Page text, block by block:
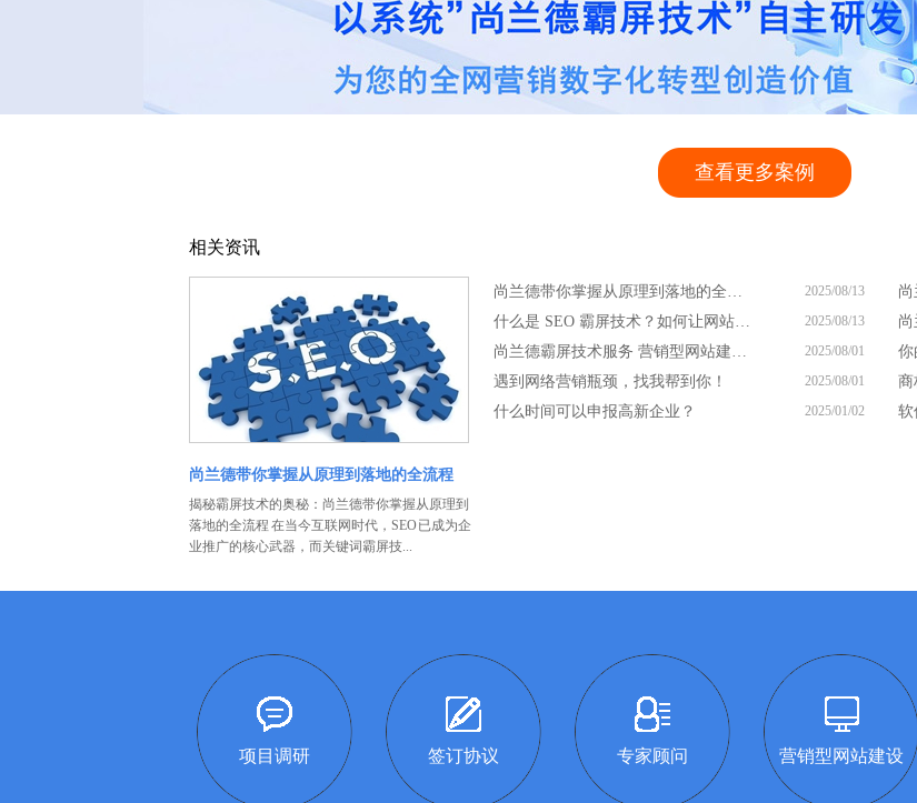
查看更多案例
相关资讯
尚兰德带你掌握从原理到落地的全流程
揭秘霸屏技术的奥秘：尚兰德带你掌握从原理到
落地的全流程 在当今互联网时代，SEO 已成为企
业推广的核心武器，而关键词霸屏技...
尚兰德带你掌握从原理到落地的全流程 2025/08/13
什么是 SEO 霸屏技术？如何让网站凭此脱颖而出？ 2025/08/13
尚兰德霸屏技术服务 营销型网站建设服务商 2025/08/01
遇到网络营销瓶颈，找我帮到你！ 2025/08/01
什么时间可以申报高新企业？ 2025/01/02 软
项目调研 签订协议 专家顾问 营销型网站建设